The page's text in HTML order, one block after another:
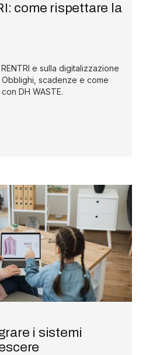
come rispettare la
e sulla digitalizzazione
scadenze e come
DH WASTE.
i sistemi